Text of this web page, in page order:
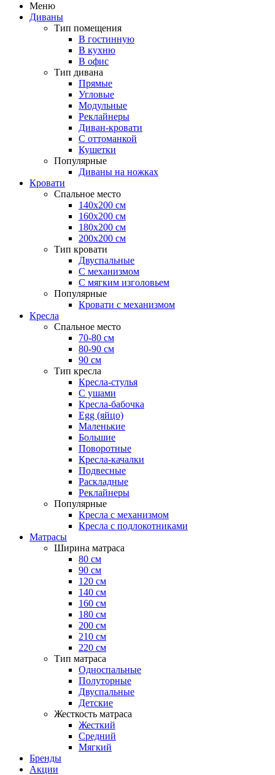
Меню
Диваны
Тип помещения
В гостинную
В кухню
В офис
Тип дивана
Прямые
Угловые
Модульные
Реклайнеры
Диван-кровати
С оттоманкой
Кушетки
Популярные
Диваны на ножках
Кровати
Спальное место
140х200 см
160х200 см
180х200 см
200х200 см
Тип кровати
Двуспальные
С механизмом
С мягким изголовьем
Популярные
Кровати с механизмом
Кресла
Спальное место
70-80 см
80-90 см
90 см
Тип кресла
Кресла-стулья
С ушами
Кресла-бабочка
Egg (яйцо)
Маленькие
Большие
Поворотные
Кресла-качалки
Подвесные
Раскладные
Реклайнеры
Популярные
Кресла с механизмом
Кресла с подлокотниками
Матрасы
Ширина матраса
80 см
90 см
120 см
140 см
160 см
180 см
200 см
210 см
220 см
Тип матраса
Односпальные
Полуторные
Двуспальные
Детские
Жесткость матраса
Жесткий
Средний
Мягкий
Бренды
Акции